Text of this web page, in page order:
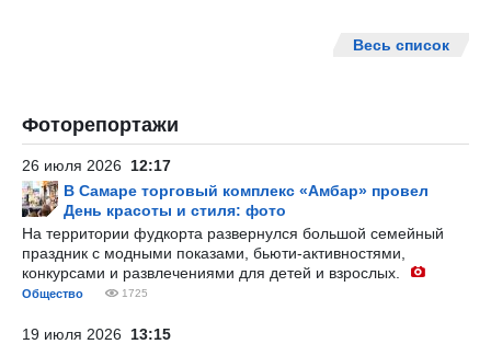
Весь список
Фоторепортажи
26 июля 2026 12:17
В Самаре торговый комплекс «Амбар» провел
День красоты и стиля: фото
На территории фудкорта развернулся большой семейный
праздник с модными показами, бьюти-активностями,
конкурсами и развлечениями для детей и взрослых.
Общество 1725
19 июля 2026 13:15